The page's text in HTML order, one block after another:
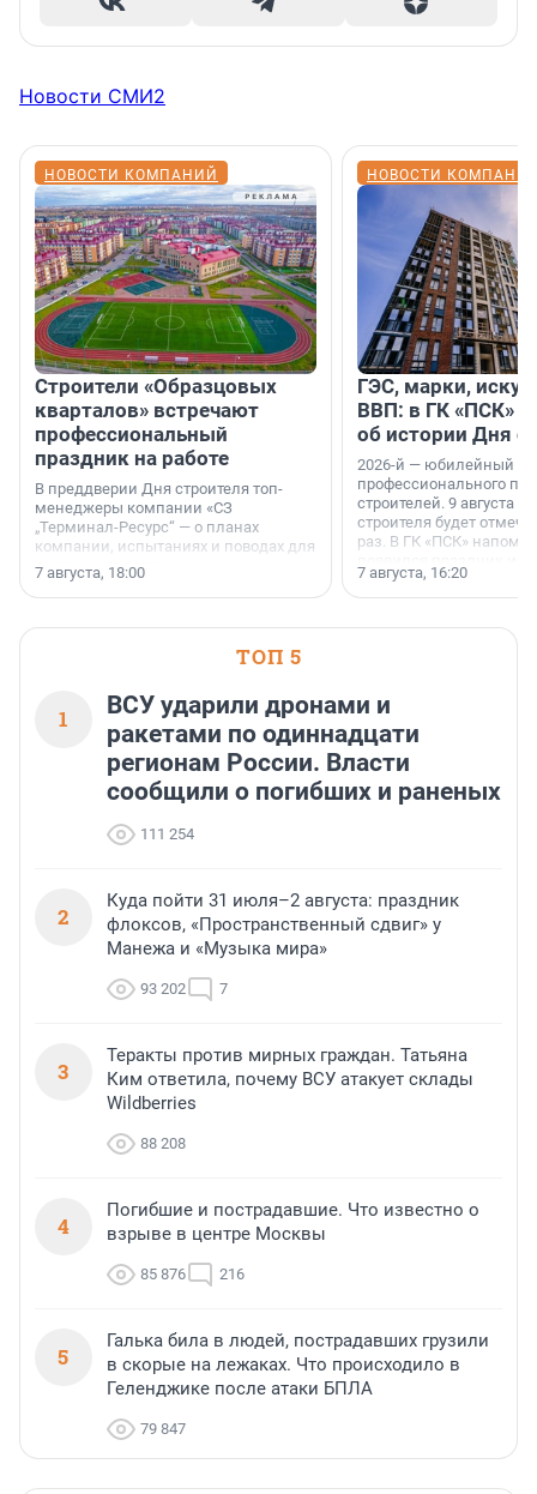
Новости СМИ2
НОВОСТИ КОМПАНИЙ
Строители «Образцовых
кварталов» встречают
профессиональный
праздник на работе
В преддверии Дня строителя топ-
менеджеры компании «СЗ
„Терминал-Ресурс“ — о планах
компании, испытаниях и поводах для
осторожного оптимизма.
7 августа, 18:00
НОВОСТИ
ГЭС, марки,
ВВП: в ГК «ПСК»
об истории Дня
2026-й — юбилейный
профессионального
строителей. 9 августа
строителя будет
раз. В ГК «ПСК»
поменялась роль
7 августа, 16:20
ТОП 5
1
ВСУ ударили дронами и
ракетами по одиннадцати
регионам России. Власти
сообщили о погибших и раненых
111 254
2
Куда пойти 31 июля–2 августа: праздник
флоксов, «Пространственный сдвиг» у
Манежа и «Музыка мира»
93 202 7
3
Теракты против мирных граждан. Татьяна
Ким ответила, почему ВСУ атакует склады
Wildberries
88 208
4
Погибшие и пострадавшие. Что известно о
взрыве в центре Москвы
85 876 216
5
Галька била в людей, пострадавших грузили
в скорые на лежаках. Что происходило в
Геленджике после атаки БПЛА
79 847